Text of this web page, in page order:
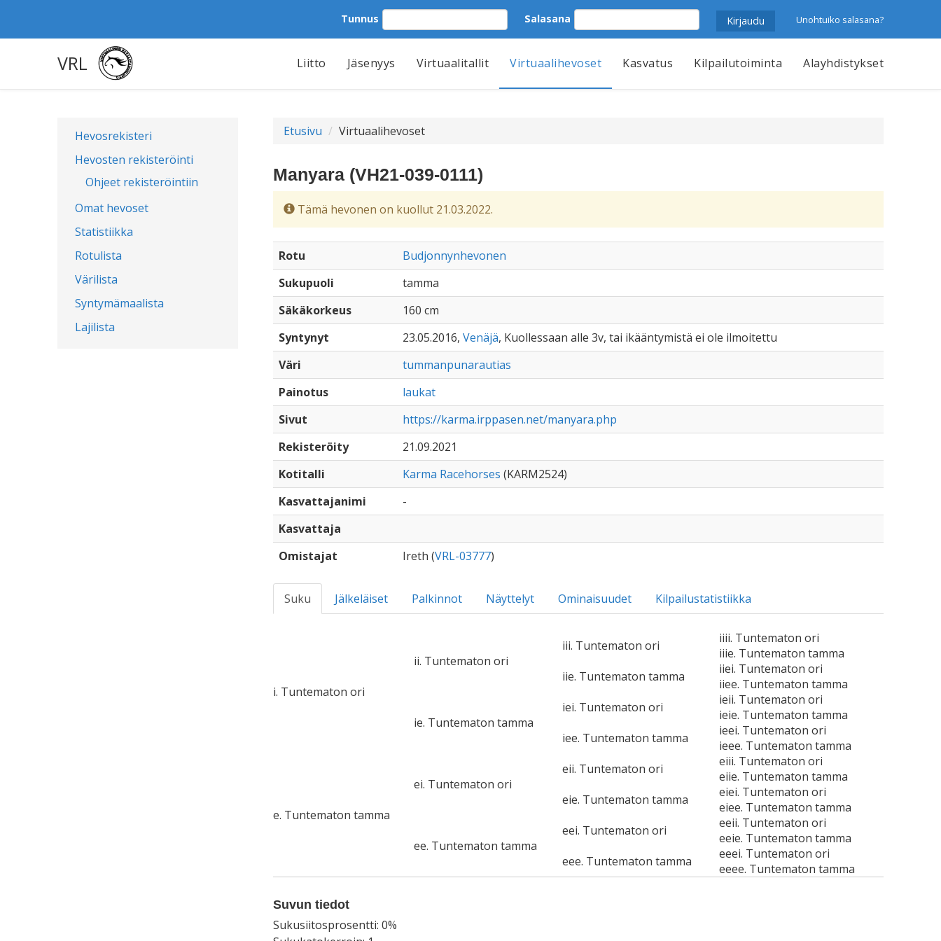
Tunnus Salasana Unohtuiko salasana?
VRL Liitto Jäsenyys Virtuaalitallit Virtuaalihevoset Kasvatus Kilpailutoiminta Alayhdistykset
Hevosrekisteri
Hevosten rekisteröinti
Ohjeet rekisteröintiin
Omat hevoset
Statistiikka
Rotulista
Värilista
Syntymämaalista
Lajilista
Etusivu Virtuaalihevoset
Manyara (VH21-039-0111)
Tämä hevonen on kuollut 21.03.2022.
Rotu
Budjonnynhevonen
Sukupuoli
tamma
Säkäkorkeus
160 cm
Syntynyt
23.05.2016, Venäjä, Kuollessaan alle 3v, tai ikääntymistä ei ole ilmoitettu
Väri
tummanpunarautias
Painotus
laukat
Sivut
https://karma.irppasen.net/manyara.php
Rekisteröity
21.09.2021
Kotitalli
Karma Racehorses (KARM2524)
Kasvattajanimi
-
Kasvattaja
Omistajat
Ireth (VRL-03777)
Suku Jälkeläiset Palkinnot Näyttelyt Ominaisuudet Kilpailustatistiikka
i. Tuntematon ori
ii. Tuntematon ori
iii. Tuntematon ori
iiii. Tuntematon ori
iiie. Tuntematon tamma
iie. Tuntematon tamma
iiei. Tuntematon ori
iiee. Tuntematon tamma
ie. Tuntematon tamma
iei. Tuntematon ori
ieii. Tuntematon ori
ieie. Tuntematon tamma
iee. Tuntematon tamma
ieei. Tuntematon ori
ieee. Tuntematon tamma
e. Tuntematon tamma
ei. Tuntematon ori
eii. Tuntematon ori
eiii. Tuntematon ori
eiie. Tuntematon tamma
eie. Tuntematon tamma
eiei. Tuntematon ori
eiee. Tuntematon tamma
ee. Tuntematon tamma
eei. Tuntematon ori
eeii. Tuntematon ori
eeie. Tuntematon tamma
eee. Tuntematon tamma
eeei. Tuntematon ori
eeee. Tuntematon tamma
Suvun tiedot
Sukusiitosprosentti: 0%